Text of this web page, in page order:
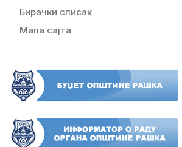
Бирачки списак
Мапа сајта